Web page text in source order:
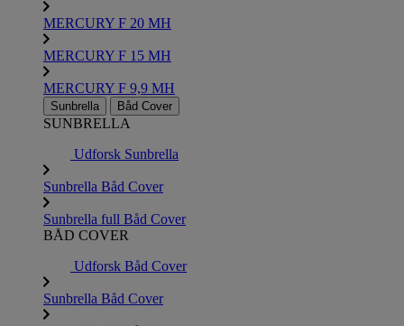
MERCURY F 20 MH
MERCURY F 15 MH
MERCURY F 9,9 MH
Sunbrella Båd Cover
SUNBRELLA
Udforsk Sunbrella
Sunbrella Båd Cover
Sunbrella full Båd Cover
BÅD COVER
Udforsk Båd Cover
Sunbrella Båd Cover